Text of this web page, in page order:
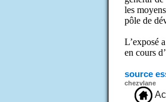
les
pôle de
L’exposé
en cours
source
chezvlane